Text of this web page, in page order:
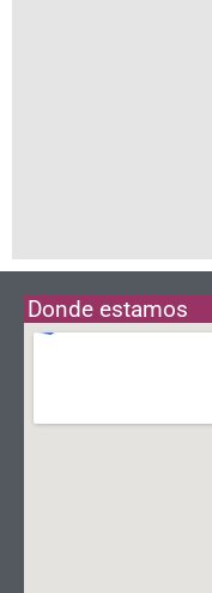
Donde estamos